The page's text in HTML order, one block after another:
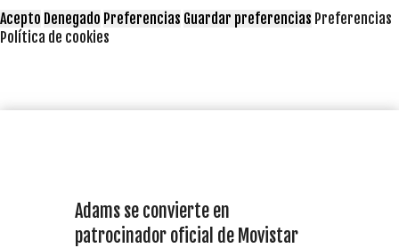
Acepto Denegado Preferencias Guardar preferencias Preferencias
Política de cookies
Adams se convierte en
patrocinador oficial de Movistar